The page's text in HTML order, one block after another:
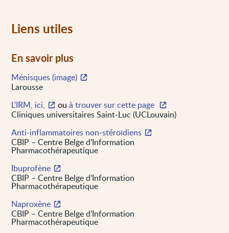
Liens utiles
En savoir plus
Ménisques (image)
Larousse
L'IRM, ici,
ouà trouver sur cette page
Cliniques universitaires Saint-Luc (UCLouvain)
Anti-inflammatoires non-stéroïdiens
CBIP – Centre Belge d’Information
Pharmacothérapeutique
Ibuprofène
CBIP – Centre Belge d’Information
Pharmacothérapeutique
Naproxène
CBIP – Centre Belge d’Information
Pharmacothérapeutique